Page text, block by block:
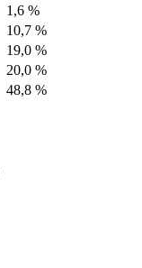
1,6 %
10,7 %
19,0 %
20,0 %
48,8 %